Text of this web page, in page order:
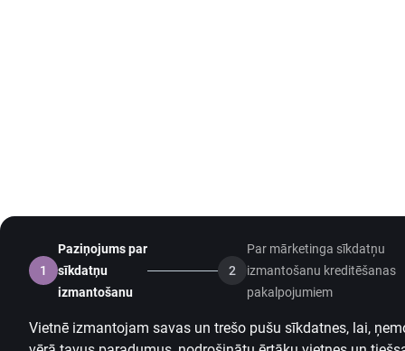
1
Paziņojums par
sīkdatņu
izmantošanu
2
Par mārketinga sīkdatņu
izmantošanu kreditēšanas
pakalpojumiem
Vietnē izmantojam savas un trešo pušu sīkdatnes, lai,